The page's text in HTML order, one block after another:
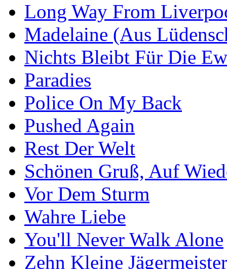
Long Way From
Madelaine (Aus
Nichts Bleibt Für Die
Paradies
Police On My Back
Pushed Again
Rest Der Welt
Schönen Gruß, Auf
Vor Dem Sturm
Wahre Liebe
You'll Never Walk Alone
Zehn Kleine Jägermeister